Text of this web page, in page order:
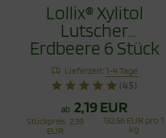
Lollix® Xylitol
Lutscher
Erdbeere 6 Stück
- Zahnpflege mit
Stil
Lieferzeit:1-4 Tage
(45)
ab 2,19 EUR
Stückpreis 2,39
EUR
132,56 EUR pro 1
kg